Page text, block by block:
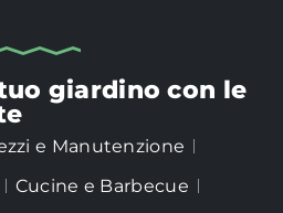
giardino con le
e Manutenzione
Cucine e Barbecue